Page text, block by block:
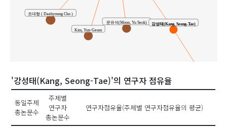
문유석(Moon, Yu Seok)
Kim, Yun-Geum
조대형 ( Daehyoung Cho )
강성태(Kang, Seong-Tae)
'강성태(Kang, Seong-Tae)'의 연구자 점유율
동일주제
총논문수
주제별
연구자
총논문수
연구자점유율(주제별 연구자점유율의 평균)